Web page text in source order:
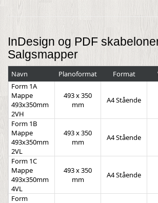
InDesign og PDF
Salgsmapper
Navn Planoformat Format
Form 1A
Mappe
493x350mm
2VH
493 x 350
mm
A4 Stående
Form 1B
Mappe
493x350mm
2VL
493 x 350
mm
A4 Stående
Form 1C
Mappe
493x350mm
4VL
493 x 350
mm
A4 Stående
Form